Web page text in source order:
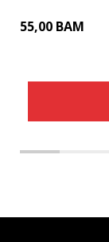
55,00 BAM